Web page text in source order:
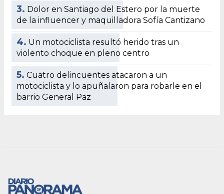
3. Dolor en Santiago del Estero por la muerte
de la influencer y maquilladora Sofía Cantizano
4. Un motociclista resultó herido tras un
violento choque en pleno centro
5. Cuatro delincuentes atacaron a un
motociclista y lo apuñalaron para robarle en el
barrio General Paz